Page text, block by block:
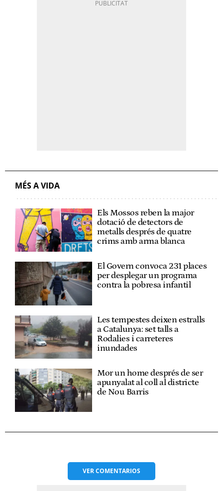
MÉS A VIDA
Els Mossos reben la major
dotació de detectors de
metalls després de quatre
crims amb arma blanca
El Govern convoca 231 places
per desplegar un programa
contra la pobresa infantil
Les tempestes deixen estralls
a Catalunya: set talls a
Rodalies i carreteres
inundades
Mor un home després de ser
apunyalat al coll al districte
de Nou Barris
VERCOMENTARIOS